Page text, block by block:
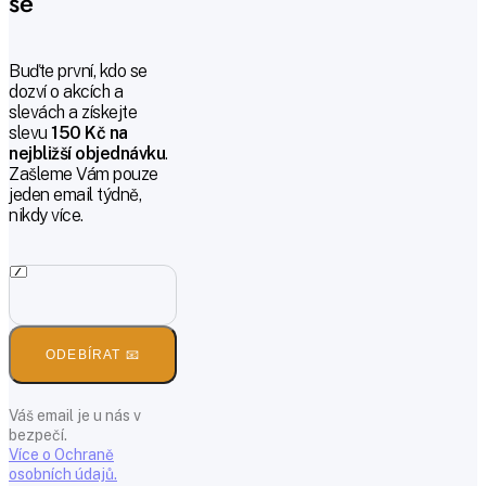
Buďte první, kdo se
dozví o akcích a
slevách a získejte
slevu150 Kč na
nejbližší objednávku.
Zašleme Vám pouze
jeden email týdně,
nikdy více.
ODEBÍRAT 📧
Váš email je u nás v
bezpečí.
Více o Ochraně
osobních údajů.